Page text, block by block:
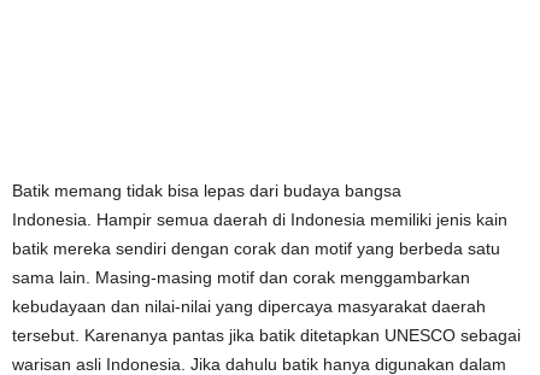
Batik memang tidak bisa lepas dari budaya bangsa
Indonesia. Hampir semua daerah di Indonesia memiliki jenis kain
batik mereka sendiri dengan corak dan motif yang berbeda satu
sama lain. Masing-masing motif dan corak menggambarkan
kebudayaan dan nilai-nilai yang dipercaya masyarakat daerah
tersebut. Karenanya pantas jika batik ditetapkan UNESCO sebagai
warisan asli Indonesia. Jika dahulu batik hanya digunakan dalam